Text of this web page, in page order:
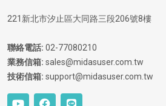
221新北市汐止區大同路三段206號8樓
聯絡電話: 02-77080210
業務信箱: sales@midasuser.com.tw
技術信箱: support@midasuser.com.tw